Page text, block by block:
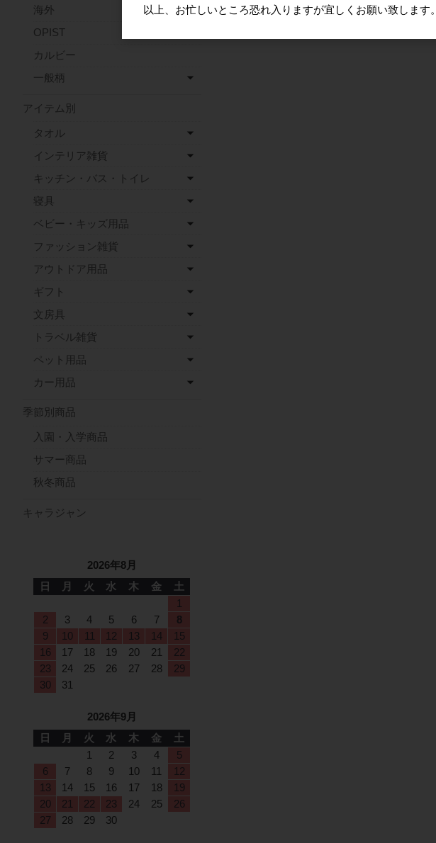
海外
OPIST
カルビー
一般柄
アイテム別
タオル
インテリア雑貨
キッチン・バス・トイレ
寝具
ベビー・キッズ用品
ファッション雑貨
アウトドア用品
ギフト
文房具
トラベル雑貨
ペット用品
カー用品
季節別商品
入園・入学商品
サマー商品
秋冬商品
キャラジャン
2026年8月
日
月 火 水 木 金
土
1
2
3 4 5 6 7
8
9
10 11 12 13 14
15
16
17 18 19 20 21
22
23
24 25 26 27 28
29
30
31
2026年9月
日
月 火 水 木 金
土
1
2 3 4
5
6
7 8 9 10 11
12
13
14 15 16 17 18
19
20
21 22 23 24 25
26
27
28 29 30
以上、お忙しいところ恐れ入りますが宜しくお願い致します。